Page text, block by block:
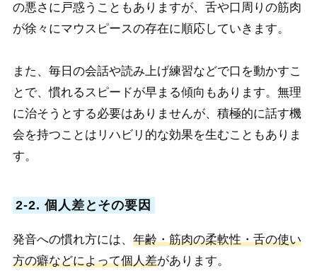
の悪さに戸惑うこともありますが、舌や口周りの筋肉
が徐々にマウスピースの存在に順応していきます。
また、毎日の会話や読み上げ練習などで口を動かすこ
とで、慣れるスピードが早まる傾向もあります。無理
に治そうとする必要はありませんが、積極的に話す機
会を持つことはリハビリ的な効果を生むこともありま
す。
2-2. 個人差とその要因
発音への慣れ方には、 年齢・筋肉の柔軟性・舌の使い
方の癖などによって個人差があります。